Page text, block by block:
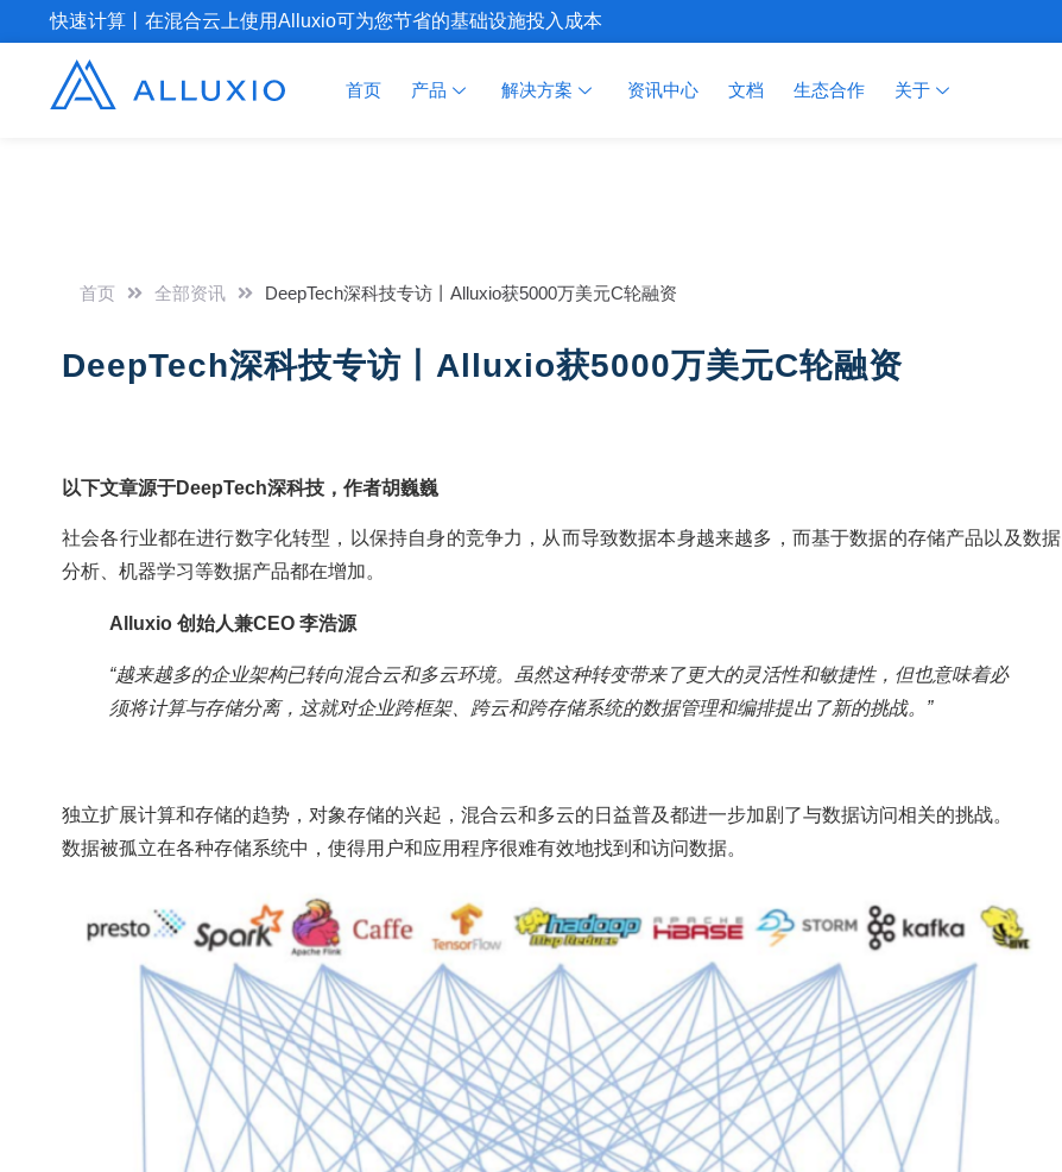
快速计算丨在混合云上使用Alluxio可为您节省的基础设施投入成本
首页 产品 解决方案 资讯中心 文档 生态合作 关于
首页 全部资讯 DeepTech深科技专访丨Alluxio获5000万美元C轮融资
DeepTech深科技专访丨Alluxio获5000万美元C轮融资
以下文章源于DeepTech深科技，作者胡巍巍
社会各行业都在进行数字化转型，以保持自身的竞争力，从而导致数据本身越来越多，而基于数据的存储产品以及数据
分析、机器学习等数据产品都在增加。
Alluxio 创始人兼CEO 李浩源
“越来越多的企业架构已转向混合云和多云环境。虽然这种转变带来了更大的灵活性和敏捷性，但也意味着必
须将计算与存储分离，这就对企业跨框架、跨云和跨存储系统的数据管理和编排提出了新的挑战。”
独立扩展计算和存储的趋势，对象存储的兴起，混合云和多云的日益普及都进一步加剧了与数据访问相关的挑战。
数据被孤立在各种存储系统中，使得用户和应用程序很难有效地找到和访问数据。